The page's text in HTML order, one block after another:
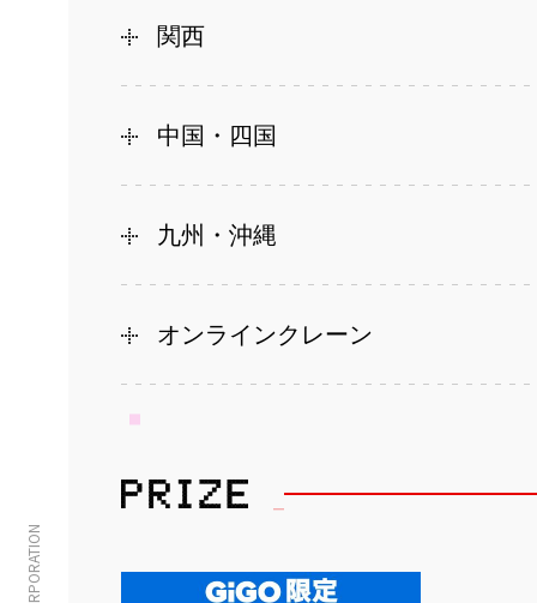
関西
中国・四国
九州・沖縄
オンラインクレーン